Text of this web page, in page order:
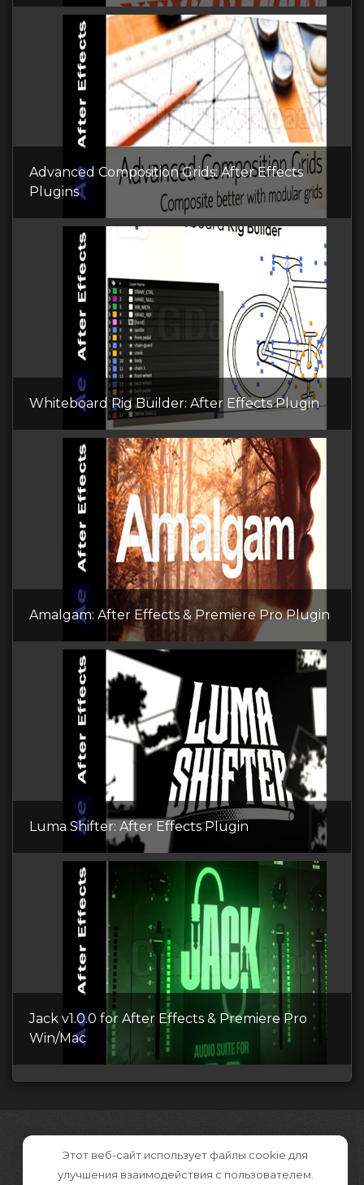
Advanced Composition Grids: After Effects
Plugins
Whiteboard Rig Builder: After Effects Plugin
Amalgam: After Effects & Premiere Pro Plugin
Luma Shifter: After Effects Plugin
Jack v1.0.0 for After Effects & Premiere Pro
Win/Mac
Этот веб-сайт использует файлы cookie для
улучшения взаимодействия с пользователем.